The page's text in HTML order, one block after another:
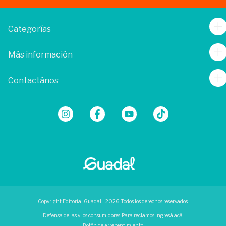
Categorías
Más información
Contactános
Copyright Editorial Guadal - 2026. Todos los derechos reservados.
Defensa de las y los consumidores. Para reclamos ingresá acá.